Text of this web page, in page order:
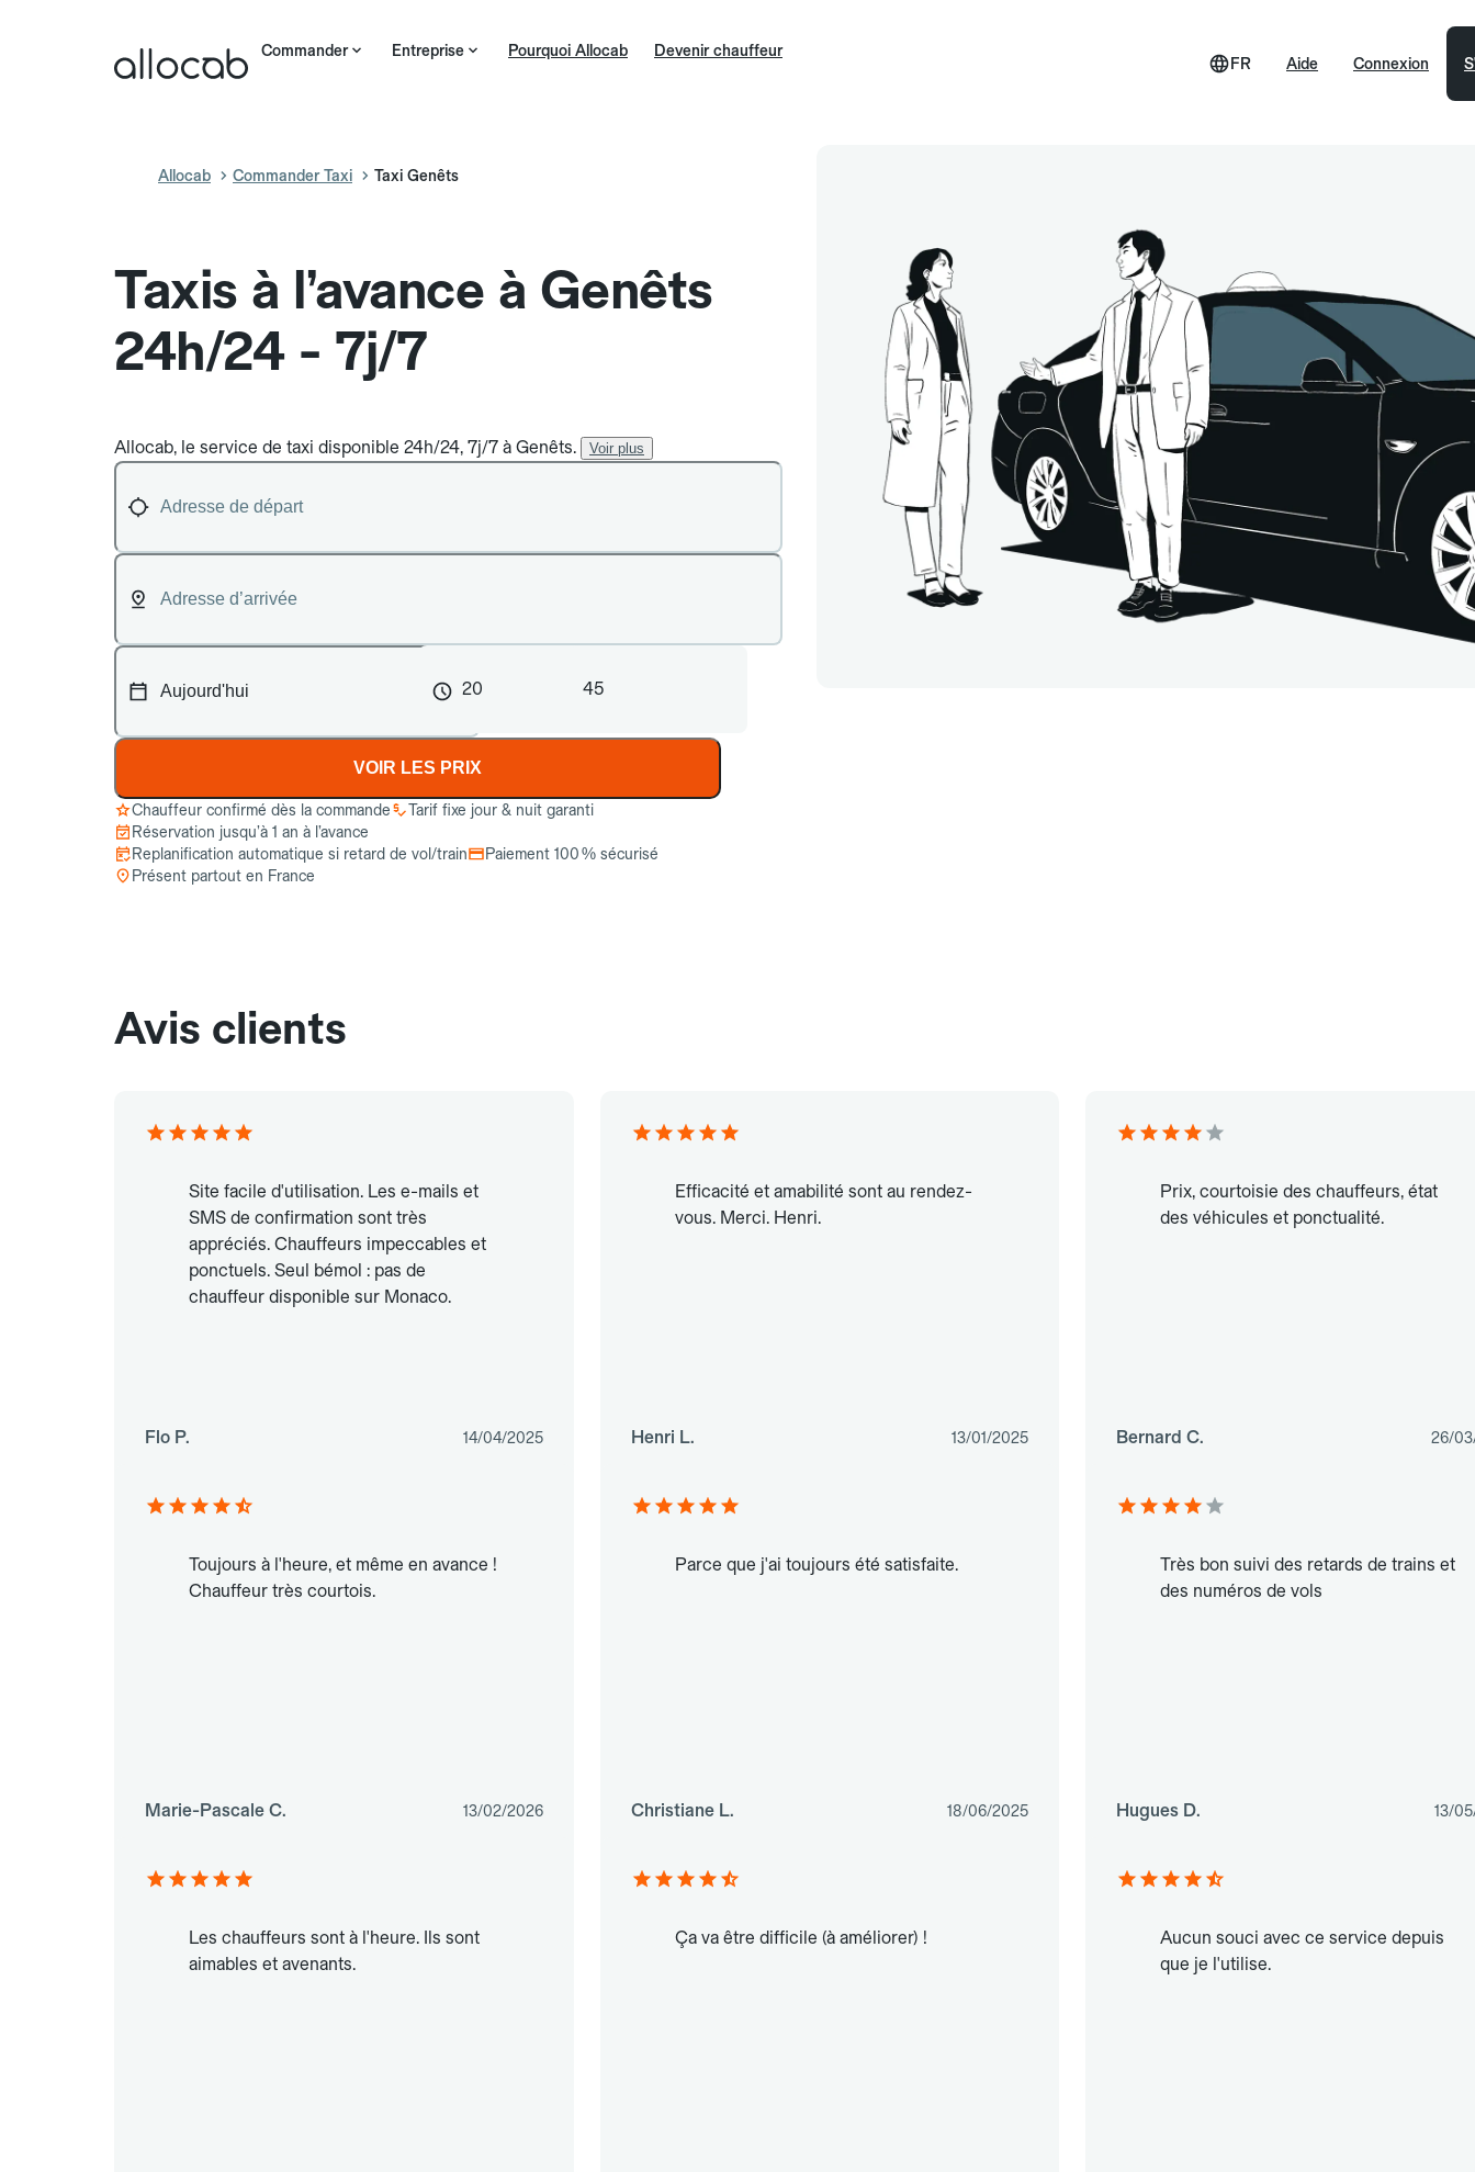
Commander Entreprise Pourquoi Allocab Devenir chauffeur
Aide
FR Connexion
Allocab Commander Taxi Taxi Genêts
Taxis à l’avance à Genêts
24h/24 - 7j/7
Allocab, le service de taxi disponible 24h/24, 7j/7 à Genêts. Voir plus
20 45
VOIR LES PRIX
Chauffeur confirmé dès la commande
Tarif fixe jour & nuit garanti
Réservation jusqu’à 1 an à l’avance
Replanification automatique si retard de vol/train
Paiement 100 % sécurisé
Présent partout en France
Avis clients
Site facile d'utilisation. Les e-mails et
SMS de confirmation sont très
appréciés. Chauffeurs impeccables et
ponctuels. Seul bémol : pas de
chauffeur disponible sur Monaco.
Flo P. 14/04/2025
Efficacité et amabilité sont au rendez-
vous. Merci. Henri.
Henri L. 13/01/2025
Prix, courtoisie des chauffeurs, état
des véhicules et ponctualité.
Bernard C. 26/
Toujours à l'heure, et même en avance !
Chauffeur très courtois.
Marie-Pascale C. 13/02/2026
Parce que j'ai toujours été satisfaite.
Christiane L. 18/06/2025
Très bon suivi des retards de trains et
des numéros de vols
Hugues D. 13/
Les chauffeurs sont à l'heure. Ils sont
aimables et avenants.
Ça va être difficile (à améliorer) !
Aucun souci avec ce service depuis
que je l'utilise.